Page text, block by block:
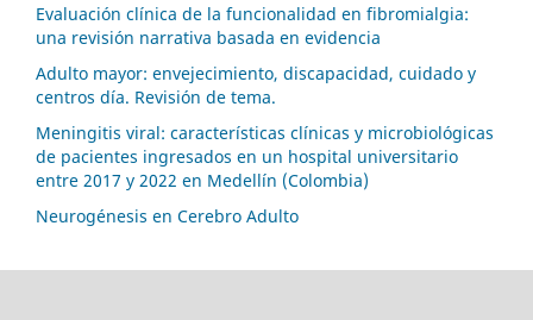
Evaluación clínica de la funcionalidad en fibromialgia:
una revisión narrativa basada en evidencia
Adulto mayor: envejecimiento, discapacidad, cuidado y
centros día. Revisión de tema.
Meningitis viral: características clínicas y microbiológicas
de pacientes ingresados en un hospital universitario
entre 2017 y 2022 en Medellín (Colombia)
Neurogénesis en Cerebro Adulto